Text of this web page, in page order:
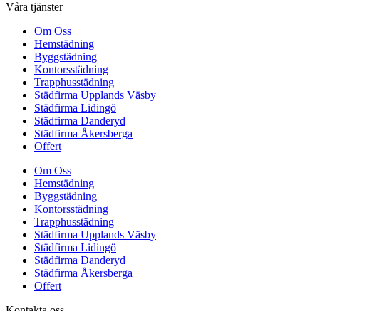
Våra tjänster
Om Oss
Hemstädning
Byggstädning
Kontorsstädning
Trapphusstädning
Städfirma Upplands Väsby
Städfirma Lidingö
Städfirma Danderyd
Städfirma Åkersberga
Offert
Om Oss
Hemstädning
Byggstädning
Kontorsstädning
Trapphusstädning
Städfirma Upplands Väsby
Städfirma Lidingö
Städfirma Danderyd
Städfirma Åkersberga
Offert